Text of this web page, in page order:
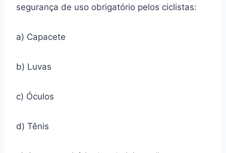
segurança de uso obrigatório pelos ciclistas:
a) Capacete
b) Luvas
c) Óculos
d) Tênis